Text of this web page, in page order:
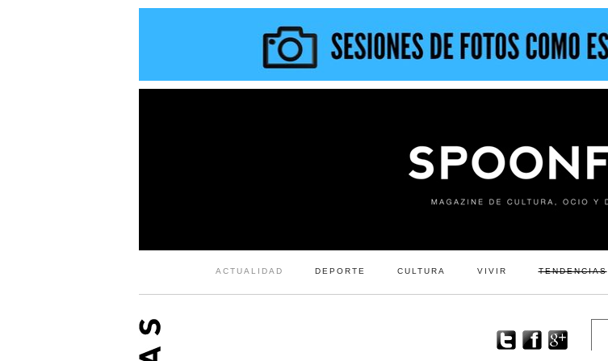
ACTUALIDAD DEPORTE CULTURA VIVIR TENDENCIAS